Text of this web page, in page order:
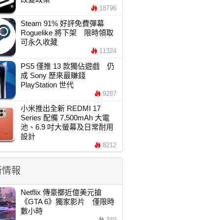
18796
Steam 91% 好評免費彈幕
Roguelike 將下架 限時領取
可永久收藏
11324
PS5 僅推 13 款獨佔遊戲 仍
成 Sony 歷來最賺錢
PlayStation 世代
9287
小米推出全新 REDMI 17
Series 配備 7,500mAh 大電
池、6.9 吋大螢幕及日常耐用
設計
8212
報
Netflix 傳豪擲近億美元搶
《GTA 6》獨家影片 僅限時
數小時